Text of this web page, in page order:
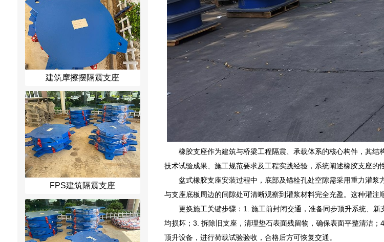
建筑摩擦摆隔震支座
FPS建筑隔震支座
橡胶支座作为建筑与桥梁工程隔震、承载体系的核心构件，其
技术试验成果、施工规范要求及工程实践经验，系统阐述橡胶支座的
盆式橡胶支座安装过程中，底部及锚栓孔处空隙需采用重力灌
与支座底板周边的间隙处可清晰观察到灌浆材料完全充盈。这种灌注
更换施工关键步骤：1. 施工前封闭交通，准备同步顶升系统、
均损坏；3. 拆除旧支座，清理垫石表面残留物，确保表面平整清洁
顶升设备，进行荷载试验验收，合格后方可恢复交通。